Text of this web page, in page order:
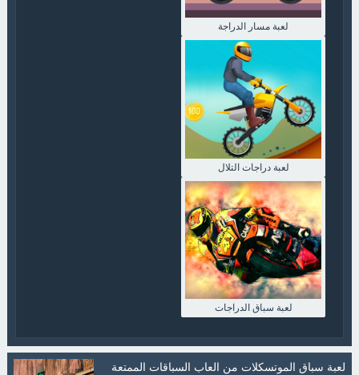
لعبة مسار الدراجة
لعبة دراجات التلال
لعبة سباق الدراجات
لعبة سباق الموتسكلات من العاب السباقات الممتعة